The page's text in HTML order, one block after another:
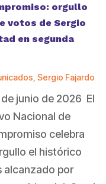
orgullo
votos de Sergio
en segunda
Sergio Fajardo
junio de 2026 El
Nacional de
celebra
el histórico
alcanzado por